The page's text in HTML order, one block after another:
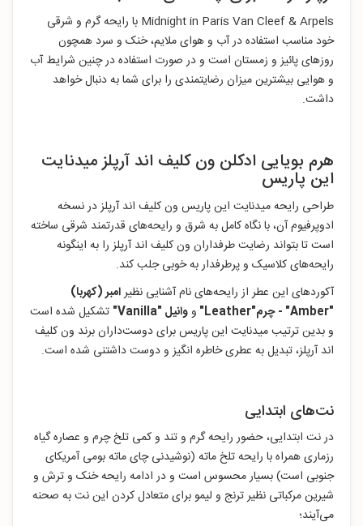
Midnight in Paris Van Cleef & Arpels با رایحه گرم و شرقی
خود مناسب استفاده در آب و هوای ملایم، خنک و سرد همچون
روزهای پائیز و زمستان است و در صورت استفاده در چنین شرایط آب
و هوایی بیشترین میزان رضایتمندی را برای شما به دنبال خواهد
داشت.
هرم بویایی ادکلن ون کلیف اند آرپلز میدنایت
این پاریس
طراحی رایحه میدنایت این پاریس ون کلیف اند آرپلز در نسخه
ادوپرفیوم آن، با نگاه کامل به شرق و رایحه‌های قدرتمند شرقی ساخته
است تا بتواند رضایت طرفداران ون کلیف اند آرپلز را به اینگونه
رایحه‌های کلاسیک و پرطرفدار به خوبی جلب کند.
آکوردهای این عطر از رایحه‌های نام آشنایی نظیرامبر (کهربا)
"Amber
" - چرم"Leather " ووانیل "Vanilla " تشکیل شده است
و بدین ترتیب میدنایت این پاریس برای دوست‌داران برند ون کلیف
اند آرپلز، تبدیل به عطری خاطره انگیز و دوست داشتنی شده است.
نت‌های ابتدایی
در نت ابتدایی، حضور رایحه گرم و تند و کمی تلخ چرم و عصاره گیاه
رزماری همراه با رایحه تلخ ماته (نوشیدنی چای ماته بومی آمریکای
جنوبی است) بسیار محسوس است و در ادامه رایحه خنک و ترش و
شیرین مرکباتی نظیر ترنج و لیمو برای متعادل کردن این نت به صحنه
می‌آیند؛